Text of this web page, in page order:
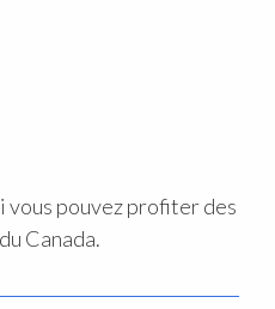
vous pouvez profiter des
Canada.